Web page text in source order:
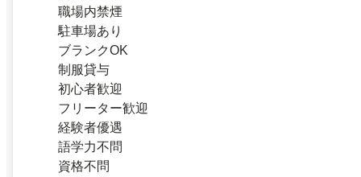
職場内禁煙
駐車場あり
ブランクOK
制服貸与
初心者歓迎
フリーター歓迎
経験者優遇
語学力不問
資格不問